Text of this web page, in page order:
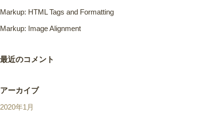
Markup: HTML Tags and Formatting
Markup: Image Alignment
最近のコメント
アーカイブ
2020年1月